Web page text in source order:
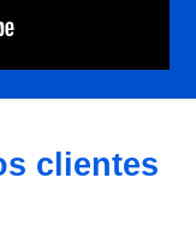
clientes